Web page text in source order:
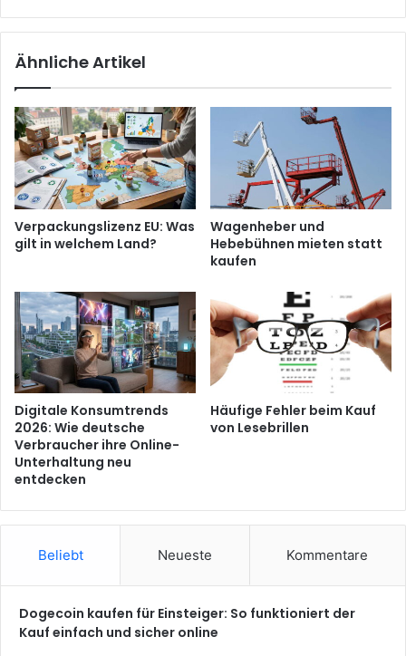
Ähnliche Artikel
Verpackungslizenz EU: Was
gilt in welchem Land?
Wagenheber und
Hebebühnen mieten statt
kaufen
Digitale Konsumtrends
2026: Wie deutsche
Verbraucher ihre Online-
Unterhaltung neu
entdecken
Häufige Fehler beim Kauf
von Lesebrillen
Beliebt Neueste Kommentare
Dogecoin kaufen für Einsteiger: So funktioniert der
Kauf einfach und sicher online